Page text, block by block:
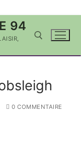
94
0 COMMENTAIRE